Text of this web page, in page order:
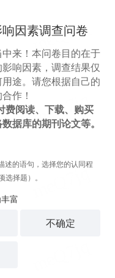
因素调查问卷
来！本问卷目的在于
响因素，调查结果仅
途。请您根据自己的
作！
费阅读、下载、购买
据库的期刊论文等。
述的语句，选择您的认同程
选择题）。
富
不确定